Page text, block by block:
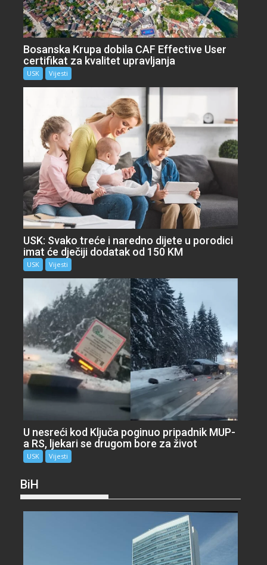
Bosanska Krupa dobila CAF Effective User
certifikat za kvalitet upravljanja
USK Vijesti
USK: Svako treće i naredno dijete u porodici
imat će dječiji dodatak od 150 KM
USK Vijesti
U nesreći kod Ključa poginuo pripadnik MUP-
a RS, ljekari se drugom bore za život
USK Vijesti
BiH